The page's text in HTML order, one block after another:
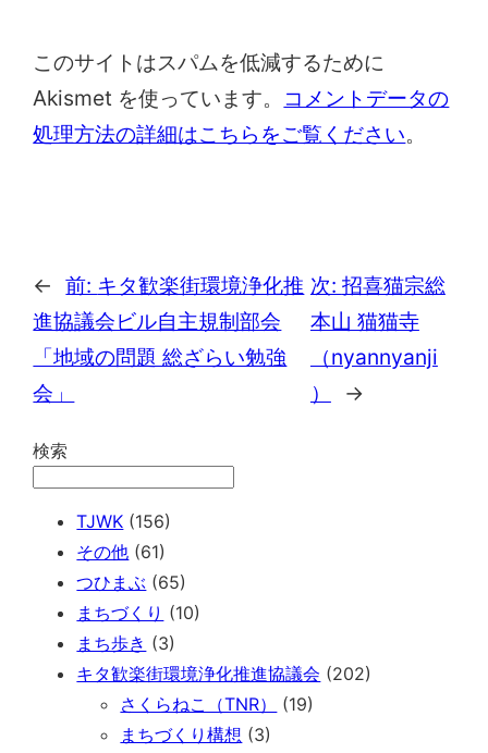
このサイトはスパムを低減するために
Akismet を使っています。
コメントデータの
処理方法の詳細はこちらをご覧ください。
← 前: キタ歓楽街環境浄化推
進協議会ビル自主規制部会
「地域の問題 総ざらい勉強
会」
次: 招喜猫宗総
本山 猫猫寺
（nyannyanji
）
→
検索
TJWK (156)
その他 (61)
つひまぶ (65)
まちづくり (10)
まち歩き (3)
キタ歓楽街環境浄化推進協議会 (202)
さくらねこ（TNR）
(19)
まちづくり構想 (3)